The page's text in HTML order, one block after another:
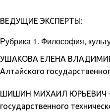
ВЕДУЩИЕ ЭКСПЕРТЫ:
Рубрика 1. Философия,
УШАКОВА ЕЛЕНА
Алтайского
ШИШИН МИХАИЛ ЮРЬЕВИЧ –
государственного